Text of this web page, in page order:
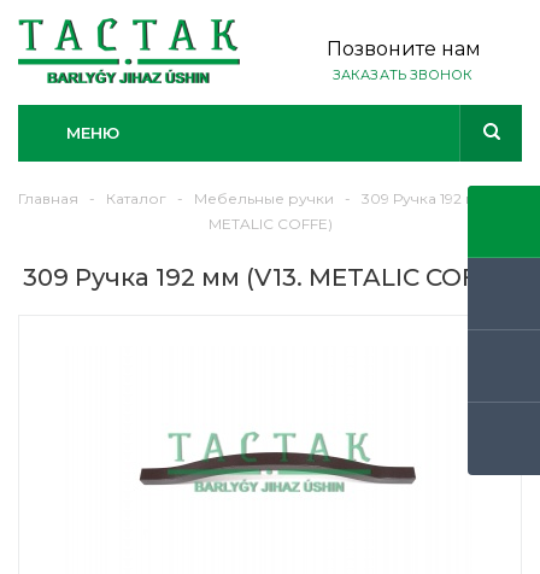
Позвоните нам
ЗАКАЗАТЬ ЗВОНОК
МЕНЮ
Главная - Каталог - Мебельные ручки -
309 Ручка 192 мм (V13.
METALIC COFFE)
309 Ручка 192 мм (V13. METALIC COFFE)